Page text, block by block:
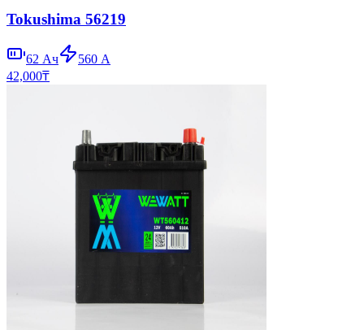
Tokushima 56219
62 Ач 560 А
42,000₸